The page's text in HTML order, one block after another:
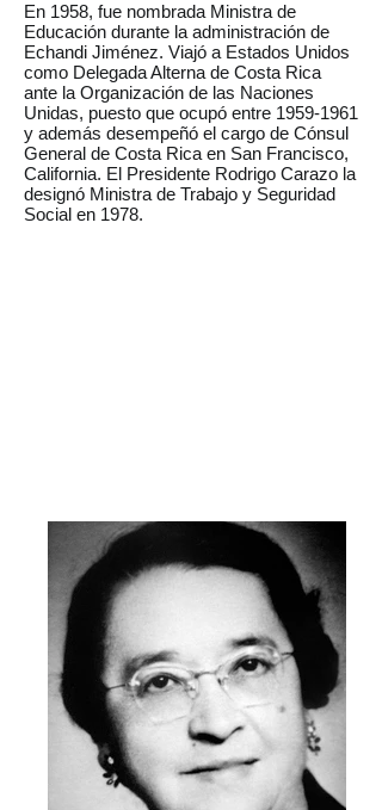
En 1958, fue nombrada Ministra de
Educación durante la administración de
Echandi Jiménez. Viajó a Estados Unidos
como Delegada Alterna de Costa Rica
ante la Organización de las Naciones
Unidas, puesto que ocupó entre 1959-1961
y además desempeñó el cargo de Cónsul
General de Costa Rica en San Francisco,
California. El Presidente Rodrigo Carazo la
designó Ministra de Trabajo y Seguridad
Social en 1978.